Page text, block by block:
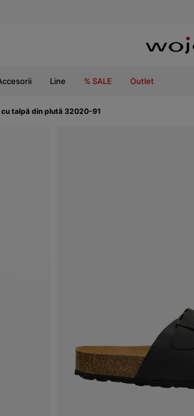
Line % SALE Outlet
talpă din plută 32020-91